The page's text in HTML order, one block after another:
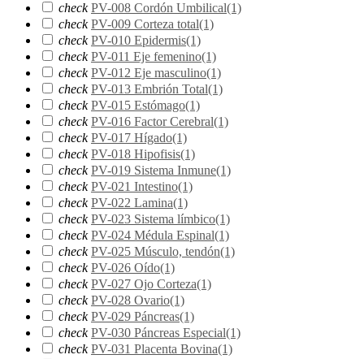
check PV-008 Cordón Umbilical(1)
check PV-009 Corteza total(1)
check PV-010 Epidermis(1)
check PV-011 Eje femenino(1)
check PV-012 Eje masculino(1)
check PV-013 Embrión Total(1)
check PV-015 Estómago(1)
check PV-016 Factor Cerebral(1)
check PV-017 Hígado(1)
check PV-018 Hipofisis(1)
check PV-019 Sistema Inmune(1)
check PV-021 Intestino(1)
check PV-022 Lamina(1)
check PV-023 Sistema límbico(1)
check PV-024 Médula Espinal(1)
check PV-025 Músculo, tendón(1)
check PV-026 Oído(1)
check PV-027 Ojo Corteza(1)
check PV-028 Ovario(1)
check PV-029 Páncreas(1)
check PV-030 Páncreas Especial(1)
check PV-031 Placenta Bovina(1)